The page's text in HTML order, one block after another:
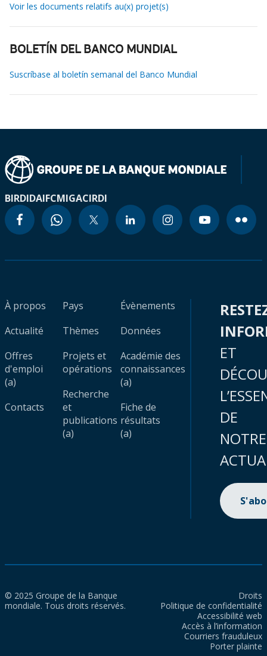
Voir les documents relatifs au(x) projet(s)
BOLETÍN DEL BANCO MUNDIAL
Suscríbase al boletín semanal del Banco Mundial
BIRDIDAIFCMIGACIRDI
À propos
Actualité
Offres
d'emploi
(a)
Contacts
Pays
Thèmes
Projets et
opérations
Recherche
et
publications
(a)
Évènements
Données
Académie des
connaissances
(a)
Fiche de
résultats
(a)
ET
DE
NOTRE
© 2025 Groupe de la Banque
mondiale. Tous droits réservés.
Droits
Politique de confidentialité
Accessibilité web
Accès à l’information
Courriers frauduleux
Porter plainte